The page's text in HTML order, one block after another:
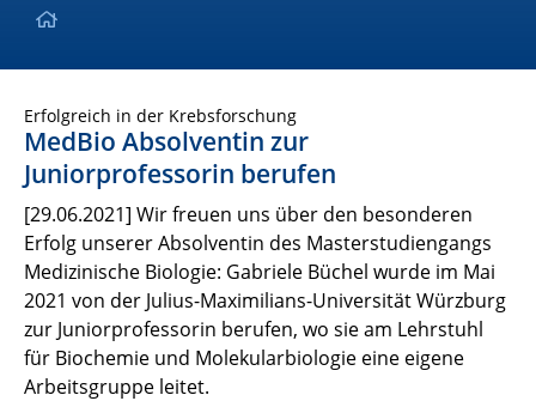
Erfolgreich in der Krebsforschung
MedBio Absolventin zur
Juniorprofessorin berufen
[29.06.2021] Wir freuen uns über den besonderen
Erfolg unserer Absolventin des Masterstudiengangs
Medizinische Biologie: Gabriele Büchel wurde im Mai
2021 von der Julius-Maximilians-Universität Würzburg
zur Juniorprofessorin berufen, wo sie am Lehrstuhl
für Biochemie und Molekularbiologie eine eigene
Arbeitsgruppe leitet.